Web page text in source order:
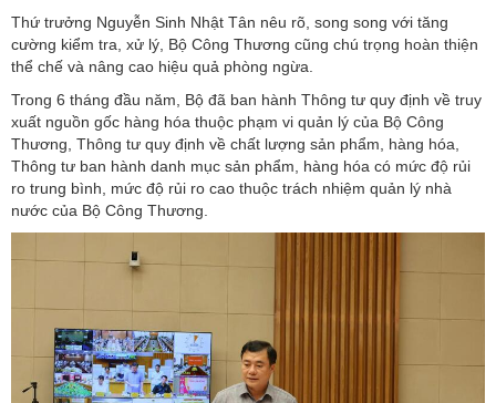
Thứ trưởng Nguyễn Sinh Nhật Tân nêu rõ, song song với tăng
cường kiểm tra, xử lý, Bộ Công Thương cũng chú trọng hoàn thiện
thể chế và nâng cao hiệu quả phòng ngừa.
Trong 6 tháng đầu năm, Bộ đã ban hành Thông tư quy định về truy
xuất nguồn gốc hàng hóa thuộc phạm vi quản lý của Bộ Công
Thương, Thông tư quy định về chất lượng sản phẩm, hàng hóa,
Thông tư ban hành danh mục sản phẩm, hàng hóa có mức độ rủi
ro trung bình, mức độ rủi ro cao thuộc trách nhiệm quản lý nhà
nước của Bộ Công Thương.